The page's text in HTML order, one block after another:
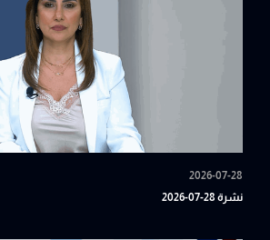
2026-07-28
نشرة 28-07-2026